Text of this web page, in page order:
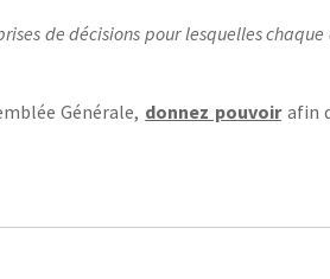
de décisions pour lesquelles
Générale, donnez pouvoir afin